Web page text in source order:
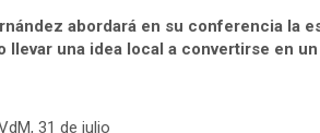
abordará en su conferencia la
llevar una idea local a convertirse en
31 de julio